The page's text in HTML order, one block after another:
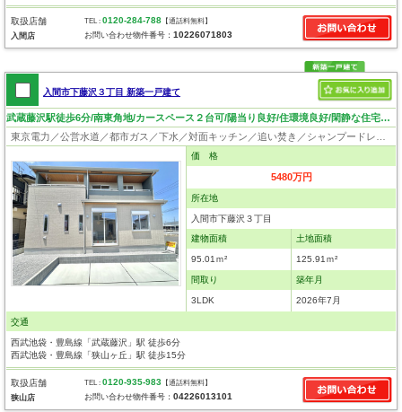
取扱店舗
入間店
TEL :0120-284-788 【通話料無料】
お問い合わせ物件番号：10226071803
入間市下藤沢３丁目 新築一戸建て
武蔵藤沢駅徒歩6分/南東角地/カースペース２台可/陽当り良好/住環境良好/閑静な住宅地/LDK21.5帖/家具付き
価 格
5480万円
所在地
入間市下藤沢３丁目
建物面積
95.01ｍ²
土地面積
125.91ｍ²
間取り
3LDK
築年月
2026年7月
交通
西武池袋・豊島線「武蔵藤沢」駅 徒歩6分
西武池袋・豊島線「狭山ヶ丘」駅 徒歩15分
取扱店舗
狭山店
TEL :0120-935-983 【通話料無料】
お問い合わせ物件番号：04226013101